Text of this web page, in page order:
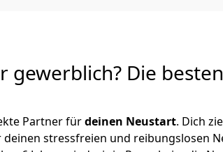
gewerblich? Die
Partner fürdeinen Neustart. Dich
stressfreien und reibungslosen